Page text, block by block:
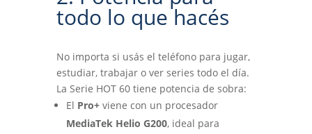
todo lo que hacés
No importa si usás el teléfono para jugar,
estudiar, trabajar o ver series todo el día.
La Serie HOT 60 tiene potencia de sobra:
El Pro+viene con un procesador
MediaTek Helio G200, ideal para